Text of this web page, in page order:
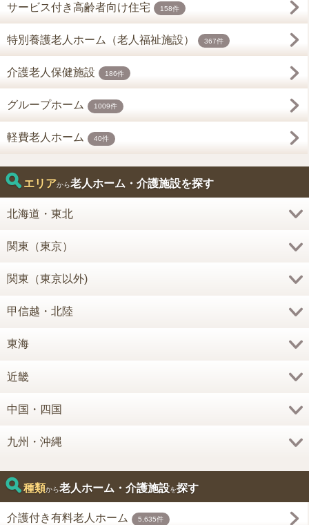
サービス付き高齢者向け住宅 158件
特別養護老人ホーム（老人福祉施設） 367件
介護老人保健施設 186件
グループホーム 1009件
軽費老人ホーム 40件
エリアから老人ホーム・介護施設を探す
北海道・東北
関東（東京）
関東（東京以外)
甲信越・北陸
東海
近畿
中国・四国
九州・沖縄
種類から老人ホーム・介護施設を探す
介護付き有料老人ホーム 5,635件